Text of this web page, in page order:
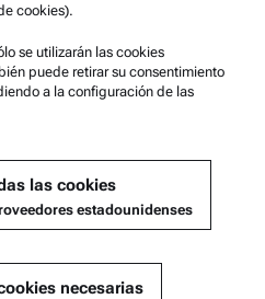
modulares para control de
cookies).
se utilizarán las cookies
puede retirar su consentimiento
a la configuración de las
las cookies
estadounidenses
necesarias